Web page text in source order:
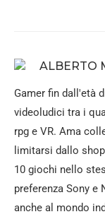
ALBERTO
Gamer fin dall'età
videoludici tra i
rpg e VR. Ama
limitarsi dallo
10 giochi nello
preferenza Sony e
anche al mondo